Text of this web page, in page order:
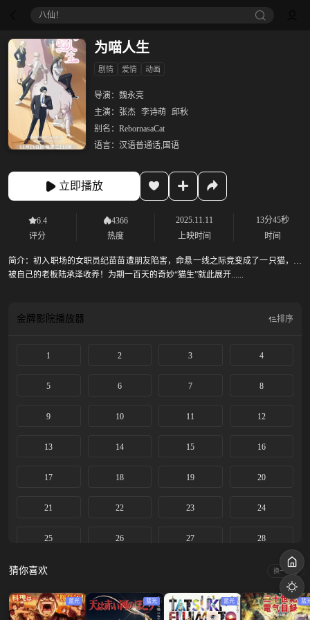
八仙！
为喵人生
剧情 爱情 动画
导演： 魏永亮
主演： 张杰 李诗萌
邱秋
别名： RebornasaCat
语言： 汉语普通话,国语
立即播放
6.4
评分
4366
热度
2025.11.11
上映时间
13分45秒
时间
简介：初入职场的女职员纪苗苗遭朋友陷害，命悬一线之际竟变成了一只猫，还
被自己的老板陆承泽收养！为期一百天的奇妙“猫生”就此展开......
金牌影院播放器 排序
1 2 3 4
5 6 7 8
9 10 11 12
13 14 15 16
17 18 19 20
21 22 23 24
25 26 27 28
29
33 34 35 36
猜你喜欢 换一换
蓝光 蓝光 蓝光 蓝